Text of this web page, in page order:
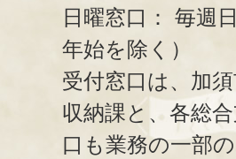
日曜窓口： 毎週
年始を除く）
受付窓口は、加
収納課と、 各総
口も業務の一部の